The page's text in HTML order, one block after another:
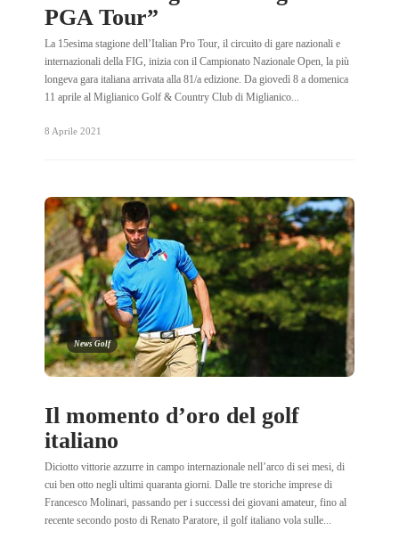
PGA Tour”
La 15esima stagione dell’Italian Pro Tour, il circuito di gare nazionali e
internazionali della FIG, inizia con il Campionato Nazionale Open, la più
longeva gara italiana arrivata alla 81/a edizione. Da giovedì 8 a domenica
11 aprile al Miglianico Golf & Country Club di Miglianico...
8 Aprile 2021
News Golf
Il momento d’oro del golf
italiano
Diciotto vittorie azzurre in campo internazionale nell’arco di sei mesi, di
cui ben otto negli ultimi quaranta giorni. Dalle tre storiche imprese di
Francesco Molinari, passando per i successi dei giovani amateur, fino al
recente secondo posto di Renato Paratore, il golf italiano vola sulle...